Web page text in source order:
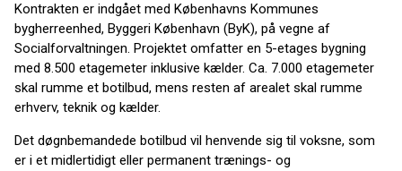
Kontrakten er indgået med Københavns Kommunes
bygherreenhed, Byggeri København (ByK), på vegne af
Socialforvaltningen. Projektet omfatter en 5-etages bygning
med 8.500 etagemeter inklusive kælder. Ca. 7.000 etagemeter
skal rumme et botilbud, mens resten af arealet skal rumme
erhverv, teknik og kælder.
Det døgnbemandede botilbud vil henvende sig til voksne, som
er i et midlertidigt eller permanent trænings- og